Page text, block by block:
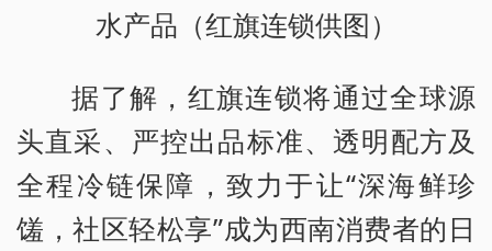
水产品（红旗连锁供图）
据了解，红旗连锁将通过全球源
头直采、严控出品标准、透明配方及
全程冷链保障，致力于让“深海鲜珍
馐，社区轻松享”成为西南消费者的日